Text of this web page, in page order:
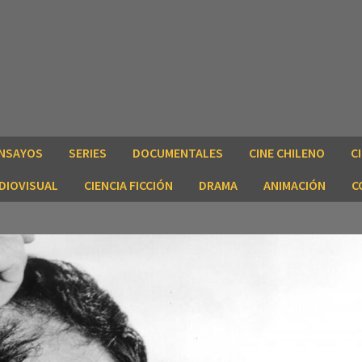
SERIES DOCUMENTALES CINE CHILENO
CIENCIA FICCIÓN DRAMA ANIMACIÓN